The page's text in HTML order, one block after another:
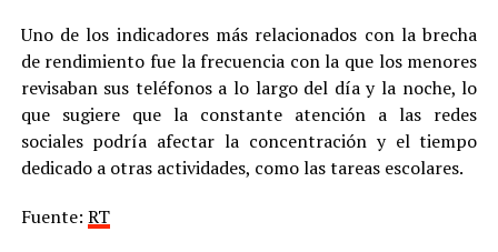
Uno de los indicadores más relacionados con la brecha
de rendimiento fue la frecuencia con la que los menores
revisaban sus teléfonos a lo largo del día y la noche, lo
que sugiere que la constante atención a las redes
sociales podría afectar la concentración y el tiempo
dedicado a otras actividades, como las tareas escolares.
Fuente: RT